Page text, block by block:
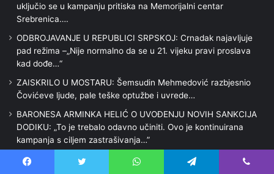
uključio se u kampanju pritiska na Memorijalni centar
Srebrenica….
ODBROJAVANJE U REPUBLICI SRPSKOJ: Crnadak najavljuje
pad režima –„Nije normalno da se u 21. vijeku pravi proslava
kad dođe…“
ZAISKRILO U MOSTARU: Šemsudin Mehmedović razbjesnio
Čovićeve ljude, pale teške optužbe i uvrede…
BARONESA ARMINKA HELIĆ O UVOĐENJU NOVIH SANKCIJA
DODIKU: „To je trebalo odavno učiniti. Ovo je kontinuirana
kampanja s ciljem zastrašivanja…”